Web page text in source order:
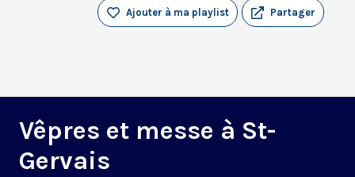
Partager
Ajouter à ma playlist
Vêpres et messe à St-
Gervais